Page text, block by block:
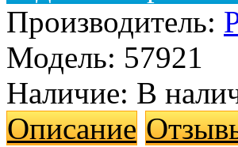
Производитель:
Модель: 57921
Наличие: В
Описание